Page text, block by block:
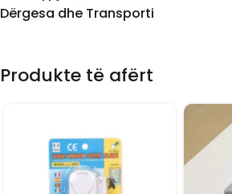
Dërgesa dhe Transporti
Produkte të afërt